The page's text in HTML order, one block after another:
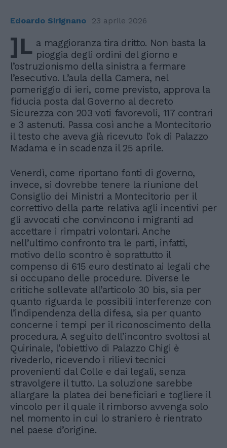
Edoardo Sirignano 23 aprile 2026
]L a maggioranza tira dritto. Non basta la
pioggia degli ordini del giorno e
l’ostruzionismo della sinistra a fermare
l’esecutivo. L’aula della Camera, nel
pomeriggio di ieri, come previsto, approva la
fiducia posta dal Governo al decreto
Sicurezza con 203 voti favorevoli, 117 contrari
e 3 astenuti. Passa così anche a Montecitorio
il testo che aveva già ricevuto l’ok di Palazzo
Madama e in scadenza il 25 aprile.
Venerdì, come riportano fonti di governo,
invece, si dovrebbe tenere la riunione del
Consiglio dei Ministri a Montecitorio per il
correttivo della parte relativa agli incentivi per
gli avvocati che convincono i migranti ad
accettare i rimpatri volontari. Anche
nell’ultimo confronto tra le parti, infatti,
motivo dello scontro è soprattutto il
compenso di 615 euro destinato ai legali che
si occupano delle procedure. Diverse le
critiche sollevate all’articolo 30 bis, sia per
quanto riguarda le possibili interferenze con
l’indipendenza della difesa, sia per quanto
concerne i tempi per il riconoscimento della
procedura. A seguito dell’incontro svoltosi al
Quirinale, l’obiettivo di Palazzo Chigi è
rivederlo, ricevendo i rilievi tecnici
provenienti dal Colle e dai legali, senza
stravolgere il tutto. La soluzione sarebbe
allargare la platea dei beneficiari e togliere il
vincolo per il quale il rimborso avvenga solo
nel momento in cui lo straniero è rientrato
nel paese d’origine.